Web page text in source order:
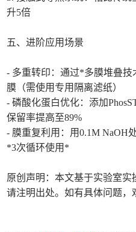
升5倍
五、进阶应用场景
- 多重转印：通过*多膜堆叠
膜（需使用专用隔离滤纸）
- 磷酸化蛋白优化：添加
保留率提高至89%
- 膜重复利用：用0.1M NaOH
*3次循环使用*
原创声明：本文基于实验室
请注明出处。如有具体问题，